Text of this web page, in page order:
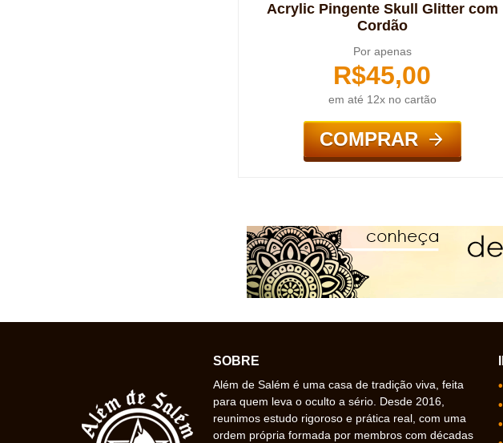
Acrylic Pingente Skull Glitter com
Cordão
Por apenas
R$45,00
em até 12x no cartão
COMPRAR
SOBRE
Além de Salém é uma casa de tradição viva, feita
para quem leva o oculto a sério. Desde 2016,
reunimos estudo rigoroso e prática real, com uma
ordem própria formada por membros com décadas